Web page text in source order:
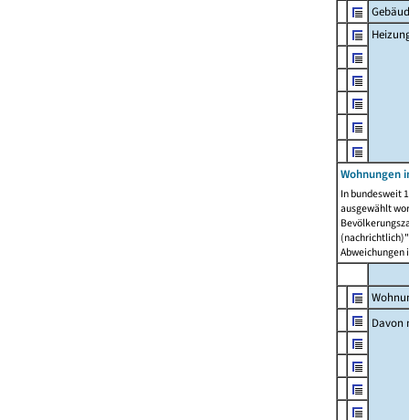
Wohnungen
In bundesweit
ausgewählt
Abweichungen
Davon